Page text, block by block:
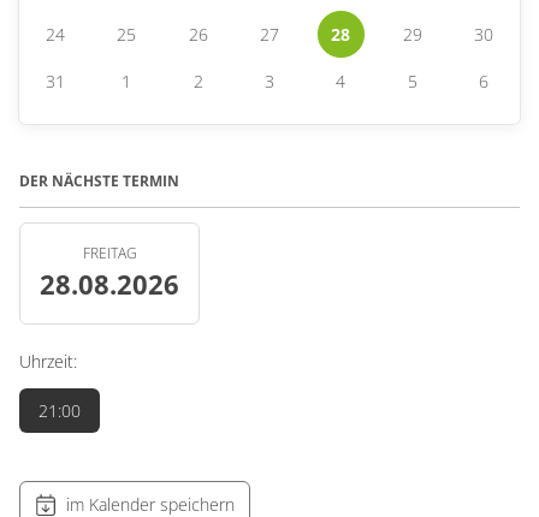
24 25 26 27 28 29 30
31 1 2 3 4 5 6
DER NÄCHSTE TERMIN
FREITAG
28.08.2026
Uhrzeit:
21:00
im Kalender speichern